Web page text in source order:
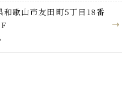
歌山市友田町5丁目18番